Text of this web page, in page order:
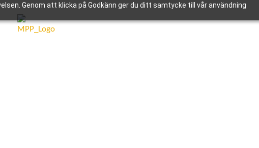
Genom att klicka på Godkänn ger du ditt samtycke till vår användning